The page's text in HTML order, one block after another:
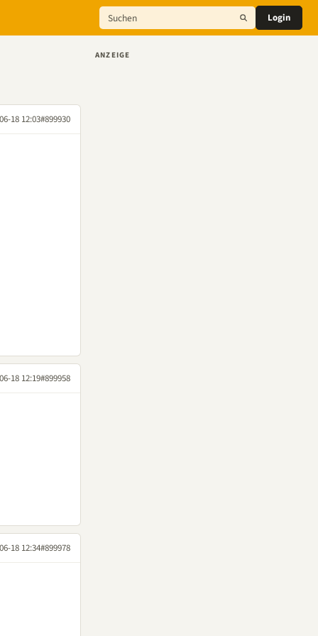
Login
18 12:03#899930
18 12:19#899958
18 12:34#899978
ANZEIGE